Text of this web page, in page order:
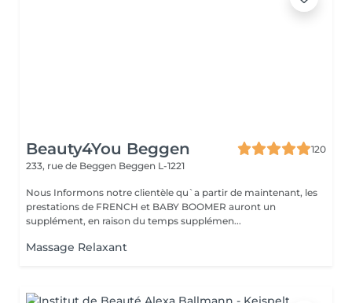
Beauty4You Beggen
120
233, rue de Beggen Beggen L-1221
Nous Informons notre clientèle qu`a partir de maintenant, les
prestations de FRENCH et BABY BOOMER auront un
supplément, en raison du temps supplémen...
Massage Relaxant